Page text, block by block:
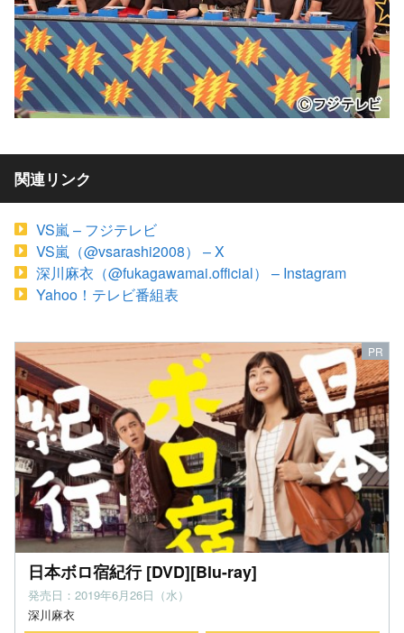
関連リンク
VS嵐 – フジテレビ
VS嵐（@vsarashi2008） – X
深川麻衣（@fukagawamai.official） – Instagram
Yahoo！テレビ番組表
日本ボロ宿紀行 [DVD][Blu-ray]
発売日：2019年6月26日（水）
深川麻衣